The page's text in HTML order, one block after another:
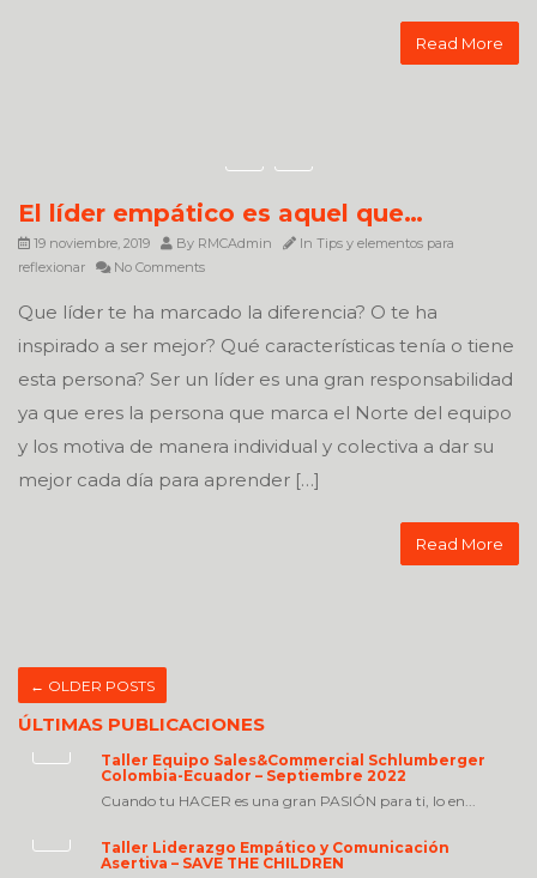
Read More
El líder empático es aquel que…
19 noviembre, 2019 By RMCAdmin In Tips y elementos para
reflexionar
No Comments
Que líder te ha marcado la diferencia? O te ha
inspirado a ser mejor? Qué características tenía o tiene
esta persona? Ser un líder es una gran responsabilidad
ya que eres la persona que marca el Norte del equipo
y los motiva de manera individual y colectiva a dar su
mejor cada día para aprender […]
Read More
← OLDER POSTS
ÚLTIMAS PUBLICACIONES
Taller Equipo Sales&Commercial Schlumberger
Colombia-Ecuador – Septiembre 2022
Cuando tu HACER es una gran PASIÓN para ti, lo en...
Taller Liderazgo Empático y Comunicación
Asertiva – SAVE THE CHILDREN